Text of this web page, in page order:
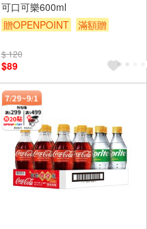
可口可樂600ml
贈OPENPOINT
滿額贈
$ 120
$89